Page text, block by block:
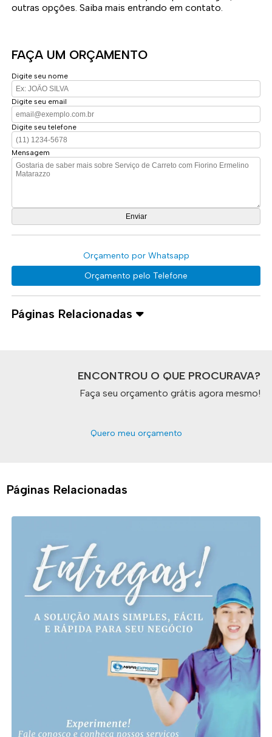
outras opções. Saiba mais entrando em contato.
FAÇA UM ORÇAMENTO
Digite seu nome
Digite seu email
Digite seu telefone
Mensagem
Orçamento por Whatsapp
Orçamento pelo Telefone
Páginas Relacionadas
ENCONTROU O QUE PROCURAVA?
Faça seu orçamento grátis agora mesmo!
Quero meu orçamento
Páginas Relacionadas